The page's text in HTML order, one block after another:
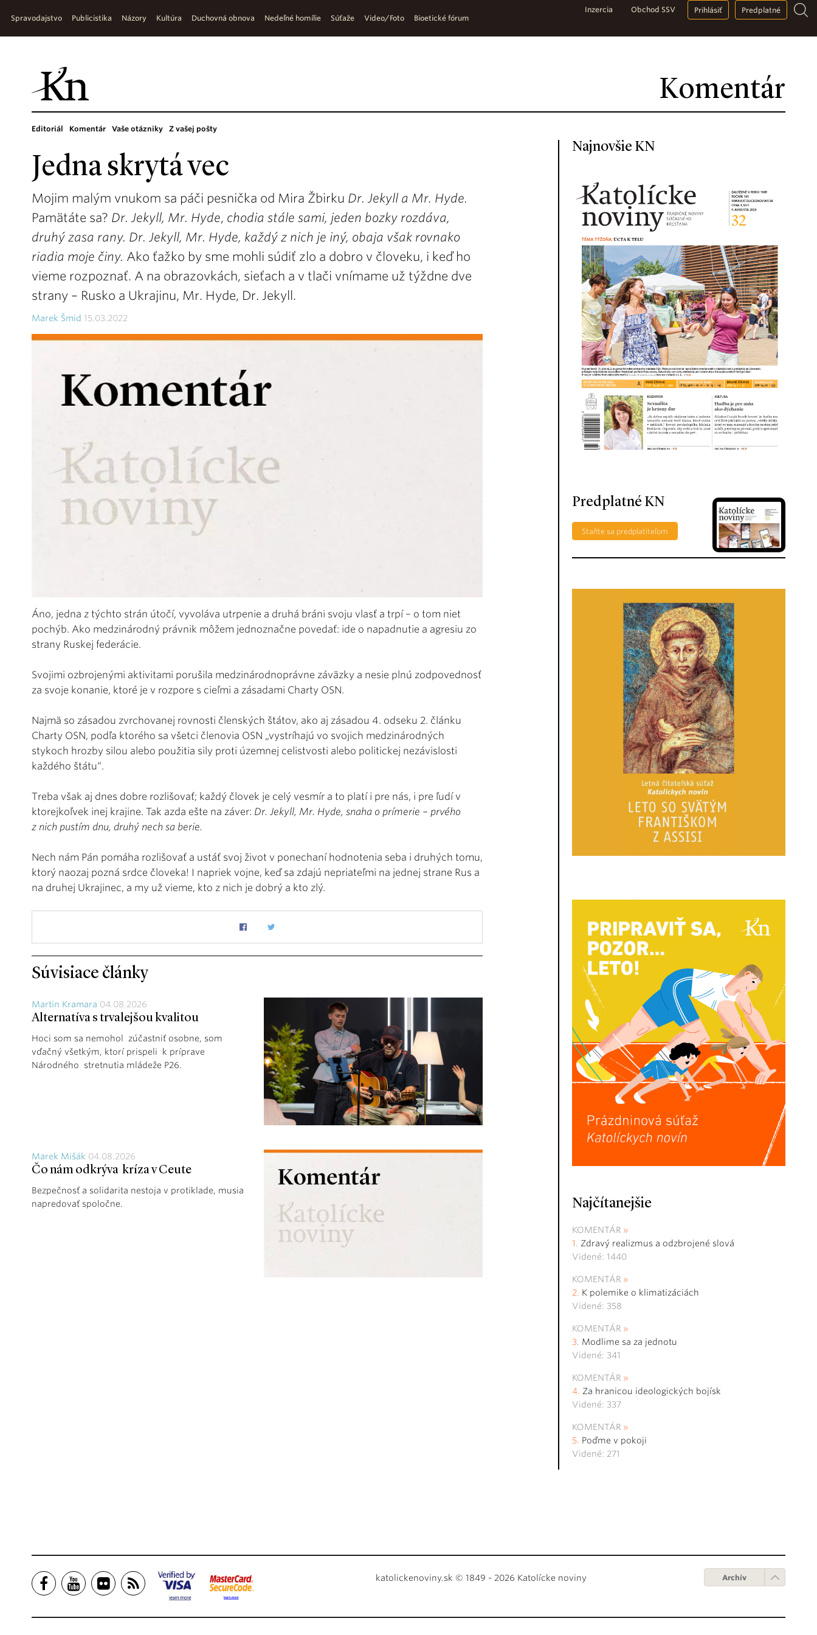
Komentár
Spravodajstvo Publicistika Názory Kultúra Duchovná obnova Nedeľné homílie Súťaže Video/Foto Bioetické fórum
Inzercia Obchod SSV Prihlásiť Predplatné
Editoriál Komentár Vaše otázniky Z vašej pošty
Jedna skrytá vec
Mojim malým vnukom sa páči pesnička od Mira Žbirku Dr. Jekyll a Mr. Hyde.
Pamätáte sa? Dr. Jekyll, Mr. Hyde, chodia stále sami, jeden bozky rozdáva,
druhý zasa rany. Dr. Jekyll, Mr. Hyde, každý z nich je iný, obaja však rovnako
riadia moje činy. Ako ťažko by sme mohli súdiť zlo a dobro v človeku, i keď ho
vieme rozpoznať. A na obrazovkách, sieťach a v tlači vnímame už týždne dve
strany – Rusko a Ukrajinu, Mr. Hyde, Dr. Jekyll.
Marek Šmid 15.03.2022
Áno, jedna z týchto strán útočí, vyvoláva utrpenie a druhá bráni svoju vlasť a trpí – o tom niet
pochýb. Ako medzinárodný právnik môžem jednoznačne povedať: ide o napadnutie a agresiu zo
strany Ruskej federácie.
Svojimi ozbrojenými aktivitami porušila medzinárodnoprávne záväzky a nesie plnú zodpovednosť
za svoje konanie, ktoré je v rozpore s cieľmi a zásadami Charty OSN.
Najmä so zásadou zvrchovanej rovnosti členských štátov, ako aj zásadou 4. odseku 2. článku
Charty OSN, podľa ktorého sa všetci členovia OSN „vystríhajú vo svojich medzinárodných
stykoch hrozby silou alebo použitia sily proti územnej celistvosti alebo politickej nezávislosti
každého štátu“.
Treba však aj dnes dobre rozlišovať; každý človek je celý vesmír a to platí i pre nás, i pre ľudí v
ktorejkoľvek inej krajine. Tak azda ešte na záver: Dr. Jekyll, Mr. Hyde, snaha o prímerie – prvého
z nich pustím dnu, druhý nech sa berie.
Nech nám Pán pomáha rozlišovať a ustáť svoj život v ponechaní hodnotenia seba i druhých tomu,
ktorý naozaj pozná srdce človeka! I napriek vojne, keď sa zdajú nepriateľmi na jednej strane Rus a
na druhej Ukrajinec, a my už vieme, kto z nich je dobrý a kto zlý.
Súvisiace články
Martin Kramara 04.08.2026
Alternatíva s trvalejšou kvalitou
Hoci som sa nemohol zúčastniť osobne, som
vďačný všetkým, ktorí prispeli k príprave
Národného stretnutia mládeže P26.
Marek Mišák 04.08.2026
Čo nám odkrýva kríza v Ceute
Bezpečnosť a solidarita nestoja v protiklade, musia
napredovať spoločne.
Najnovšie KN
Predplatné KN
Staňte sa predplatiteľom
Najčítanejšie
KOMENTÁR
Zdravý realizmus a odzbrojené slová
Videné: 1440
KOMENTÁR
K polemike o klimatizáciách
Videné: 358
KOMENTÁR
Modlime sa za jednotu
Videné: 341
KOMENTÁR
Za hranicou ideologických bojísk
Videné: 337
KOMENTÁR
Poďme v pokoji
Videné: 271
katolickenoviny.sk © 1849 - 2026 Katolícke noviny Archív